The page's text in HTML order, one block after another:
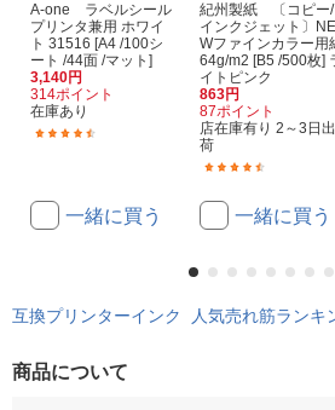
A-one ラベルシール
プリンタ兼用 ホワイ
ト 31516 [A4 /100シ
ート /44面 /マット]
3,140円
314ポイント
在庫あり
一緒に買う
紀州製紙 〔コピー/
インクジェット〕NE
Wファインカラー用
64g/m2 [B5 /500枚]
イトピンク
863円
87ポイント
店在庫有り 2～3日出
荷
一緒に買う
互換プリンターインク 人気売れ筋ランキ
商品について